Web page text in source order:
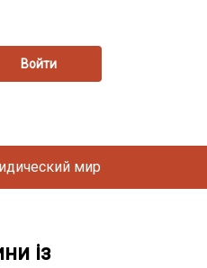
Войти
мир
із